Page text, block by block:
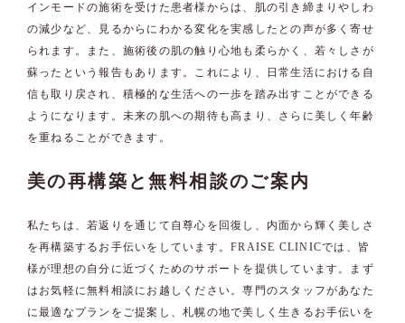
インモードの施術を受けた患者様からは、肌の引き締まりやしわ
の減少など、見るからにわかる変化を実感したとの声が多く寄せ
られます。また、施術後の肌の触り心地も柔らかく、若々しさが
蘇ったという報告もあります。これにより、日常生活における自
信も取り戻され、積極的な生活への一歩を踏み出すことができる
ようになります。未来の肌への期待も高まり、さらに美しく年齢
を重ねることができます。
美の再構築と無料相談のご案内
私たちは、若返りを通じて自尊心を回復し、内面から輝く美しさ
を再構築するお手伝いをしています。FRAISE CLINICでは、皆
様が理想の自分に近づくためのサポートを提供しています。まず
はお気軽に無料相談にお越しください。専門のスタッフがあなた
に最適なプランをご提案し、札幌の地で美しく生きるお手伝いを